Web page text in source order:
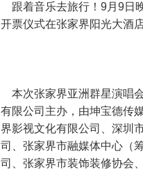
跟着音乐去旅行！9月9日
开票仪式在张家界阳光大酒
本次张家界亚洲群星演唱
有限公司主办，由坤宝德传
界影视文化有限公司、深圳
司、张家界市融媒体中心（
司、张家界市装饰装修协会